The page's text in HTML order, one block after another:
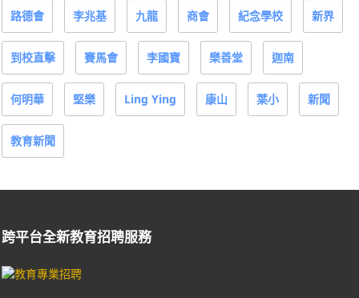
路德會 李兆基 九龍 商會 紀念學校 新界
到校直擊 賽馬會 李國寶 樂善堂 迦南
何明華 堅樂 Ling Ying 康山 葉小 新聞
教育新聞
跨平台全新教育招聘服務